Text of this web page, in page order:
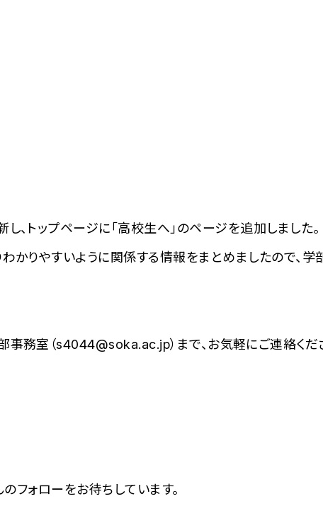
トップページに「高校生へ」のページを追加しました。
かりやすいように関係する情報をまとめましたので、
務室（s4044@soka.ac.jp）まで、お気軽にご連絡くだ
ォローをお待ちしています。